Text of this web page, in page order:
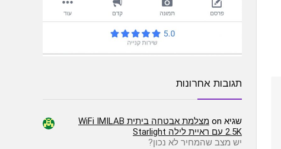
תגובות אחרונות
שגיא on
מצלמת אבטחה ביתית WiFi IMILAB
2.5K עם ראיית לילה Starlight
יש מצב שהמחיר לא נכון?